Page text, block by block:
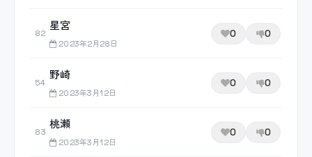
82
星宮
2023年2月28日
0 0
54
野崎
2023年3月12日
0 0
83
桃瀬
2023年3月12日
0 0